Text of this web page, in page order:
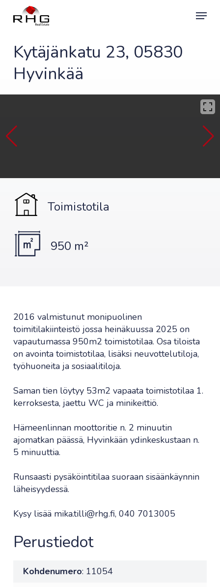
Menu
Kytäjänkatu 23, 05830
Hyvinkää
Toimistotila
950 m²
2016 valmistunut monipuolinen
toimitilakiinteistö jossa heinäkuussa 2025 on
vapautumassa 950m2 toimistotilaa. Osa tiloista
on avointa toimistotilaa, lisäksi neuvottelutiloja,
työhuoneita ja sosiaalitiloja.
Saman tien löytyy 53m2 vapaata toimistotilaa 1.
kerroksesta, jaettu WC ja minikeittiö.
Hämeenlinnan moottoritie n. 2 minuutin
ajomatkan päässä, Hyvinkään ydinkeskustaan n.
5 minuuttia.
Runsaasti pysäköintitilaa suoraan sisäänkäynnin
läheisyydessä.
Kysy lisää mika.tilli@rhg.fi, 040 7013005
Perustiedot
Kohdenumero: 11054